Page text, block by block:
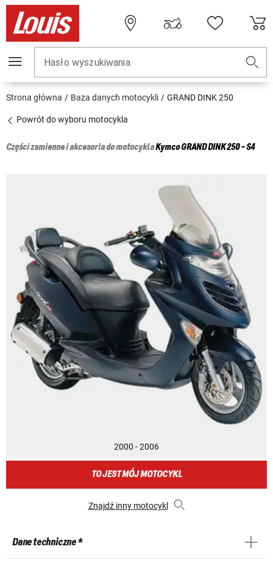
Hasło wyszukiwania
Strona główna Baza danych motocykli GRAND DINK 250
Powrót do wyboru motocykla
Części zamienne i akcesoria do motocyklaKymcoGRAND DINK 250 - S4
2000 - 2006
TO JEST MÓJ MOTOCYKL
Znajdź inny motocykl
Dane techniczne *